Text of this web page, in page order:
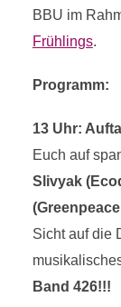
BBU im
Frühlings.
Programm:
13 Uhr:
Euch auf
Slivyak
Sicht auf die
Band 426!!!